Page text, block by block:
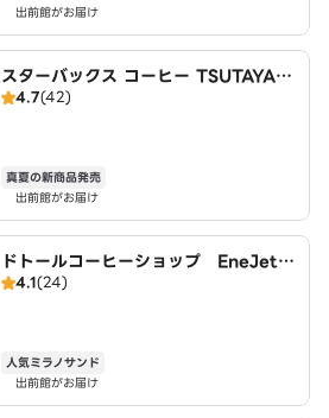
出前館がお届け
スターバックス コーヒー TSUTAYA
瀬戸店
4.7(42)
真夏の新商品発売
出前館がお届け
ドトールコーヒーショップ EneJet尾
張旭店
4.1(24)
人気ミラノサンド
出前館がお届け